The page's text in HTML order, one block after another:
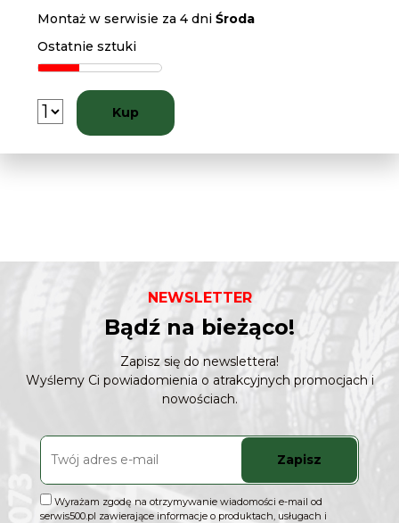
Montaż w serwisie za 4 dniŚroda
Ostatnie sztuki
Kup
NEWSLETTER
Bądź na bieżąco!
Zapisz się do newslettera!
Wyślemy Ci powiadomienia o atrakcyjnych promocjach i
nowościach.
Zapisz
Wyrażam zgodę na otrzymywanie wiadomości e-mail od
serwis500.pl zawierające informacje o produktach, usługach i